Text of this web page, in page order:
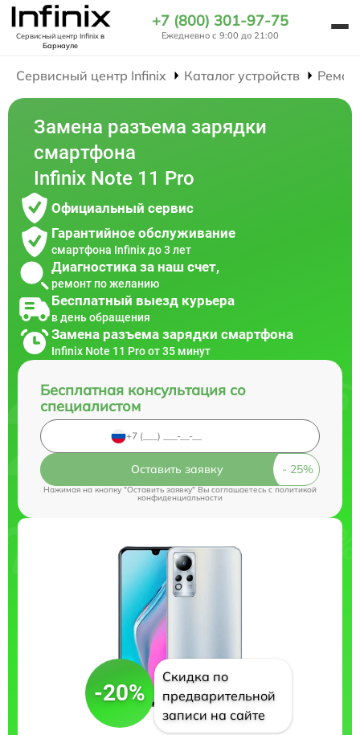
Сервисный центр Infinixв
Барнауле
+7 (800) 301-97-75
Ежедневно с 9:00 до 21:00
Сервисный центр Infinix Каталог устройств
Замена разъема зарядки
смартфона
Infinix Note 11 Pro
Официальный сервис
Гарантийное обслуживание
смартфона Infinix до 3 лет
Диагностика за наш счет,
ремонт по желанию
Бесплатный выезд курьера
в день обращения
Замена разъема зарядки смартфона
Infinix Note 11 Pro от 35 минут
Бесплатная консультация со
специалистом
Оставить заявку
Нажимая на кнопку "Оставить заявку" Вы соглашаетесь cполитикой
конфиденциальности
-20%
Скидка по
предварительной
записи на сайте